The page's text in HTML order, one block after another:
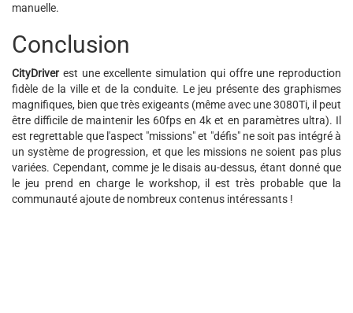
manuelle.
Conclusion
CityDriver est une excellente simulation qui offre une reproduction
fidèle de la ville et de la conduite. Le jeu présente des graphismes
magnifiques, bien que très exigeants (même avec une 3080Ti, il peut
être difficile de maintenir les 60fps en 4k et en paramètres ultra). Il
est regrettable que l'aspect "missions" et "défis" ne soit pas intégré à
un système de progression, et que les missions ne soient pas plus
variées. Cependant, comme je le disais au-dessus, étant donné que
le jeu prend en charge le workshop, il est très probable que la
communauté ajoute de nombreux contenus intéressants !